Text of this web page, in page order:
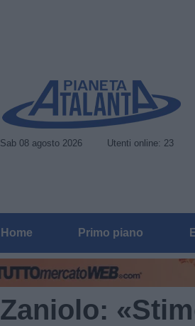
Sab 08 agosto 2026 Utenti online: 23
Home Primo piano
Zaniolo: